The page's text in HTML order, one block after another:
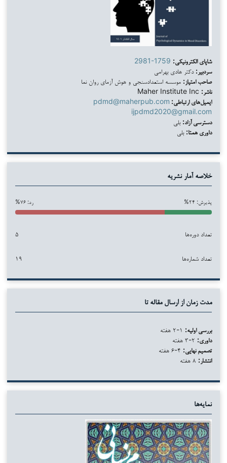
شاپای الکترونیکی: 2981-1759
سردبیر: دکتر هادی بهرامی
صاحب امتیاز: موسسه استعدادسنجی و هوش آزمای روان نما
ناشر:
ایمیل‌های ارتباطی: pdmd@maherpub.com
ijpdmd2020@gmail.com
دسترسی آزاد: بلی
داوری همتا: بلی
خلاصه آمار نشریه
پذیرش: ۲۴% رد: ۷۶%
تعداد دوره‌ها ۵
تعداد شماره‌ها ۱۹
مدت زمان از ارسال مقاله تا
بررسی اولیه:
داوری:
تصمیم نهایی:
انتشار:
نمایه‌ها